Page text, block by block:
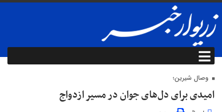
وصال شیرین؛
امیدی برای دل‌های جوان در مسیر ازدواج